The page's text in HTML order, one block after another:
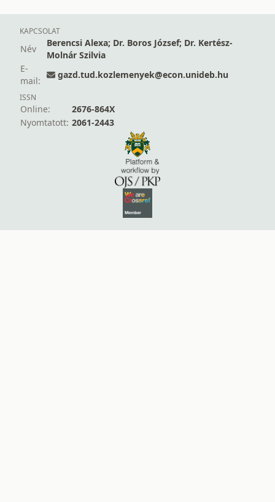
KAPCSOLAT
Név
Berencsi Alexa; Dr. Boros József; Dr. Kertész-
Molnár Szilvia
E-
mail:
gazd.tud.kozlemenyek@econ.unideb.hu
ISSN
Online:
2676-864X
Nyomtatott: 2061-2443